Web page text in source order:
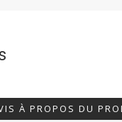
À PROPOS DU